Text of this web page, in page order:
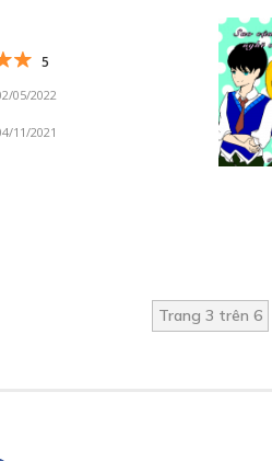
5
05/2022
11/2021
Trang 3 trên 6